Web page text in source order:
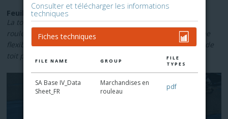
Feuille de base et toiture en rouleau de feutre
La toiture en feuille de base et les feuilles de toiture en
rouleau de feutre offrent une résistance à la chaleur et une
flexibilité à basse température pour créer un assemblage de
toit plus solide et plus sûr.
Consulter et télécharger les informations
techniques
Fiches techniques
FILE NAME GROUP
FILE
TYPES
SA Base IV_Data
Sheet_FR
Marchandises en
rouleau
pdf